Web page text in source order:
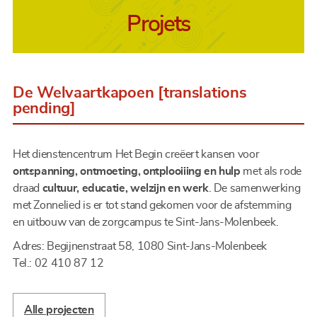
Projets
De Welvaartkapoen [translations
pending]
Het dienstencentrum Het Begin creëert kansen voor
ontspanning, ontmoeting, ontplooiiing en hulp met als rode
draad cultuur, educatie, welzijn en werk. De samenwerking
met Zonnelied is er tot stand gekomen voor de afstemming
en uitbouw van de zorgcampus te Sint-Jans-Molenbeek.
Adres: Begijnenstraat 58, 1080 Sint-Jans-Molenbeek
Tel.: 02 410 87 12
Alle projecten